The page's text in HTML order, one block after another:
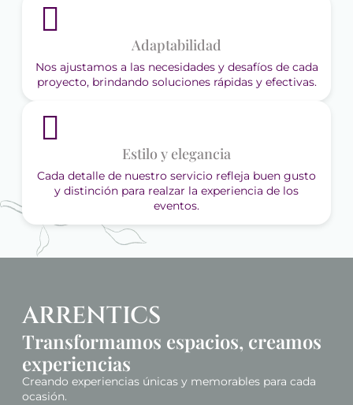
Adaptabilidad
Nos ajustamos a las necesidades y desafíos de cada
proyecto, brindando soluciones rápidas y efectivas.
Estilo y elegancia
Cada detalle de nuestro servicio refleja buen gusto
y distinción para realzar la experiencia de los
eventos.
ARRENTICS
Transformamos espacios, creamos
experiencias
Creando experiencias únicas y memorables para cada
ocasión.